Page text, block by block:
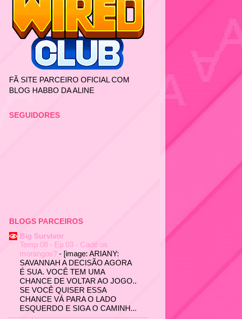
FÃ SITE PARCEIRO OFICIAL COM
BLOG HABBO DA ALINE
SEGUIDORES
BLOGS PARCEIROS
Big Survivor
Temp 08 - Ep 03 - Cadê os
morangos? - [image: ARIANY:
SAVANNAH A DECISÃO AGORA
É SUA. VOCÊ TEM UMA
CHANCE DE VOLTAR AO JOGO..
SE VOCÊ QUISER ESSA
CHANCE VÁ PARA O LADO
ESQUERDO E SIGA O CAMINH...